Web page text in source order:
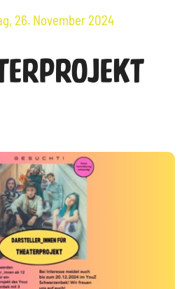
26. November 2024